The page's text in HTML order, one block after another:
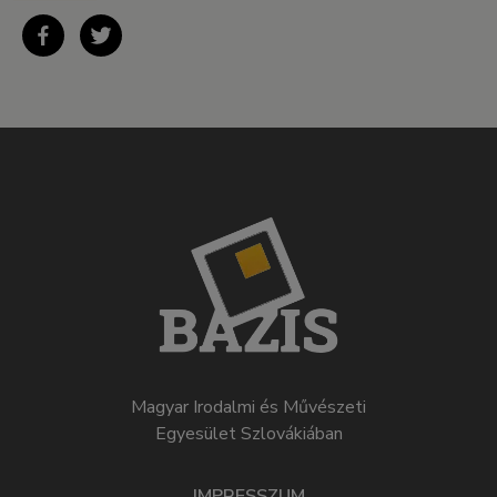
Magyar Irodalmi és Művészeti
Egyesület Szlovákiában